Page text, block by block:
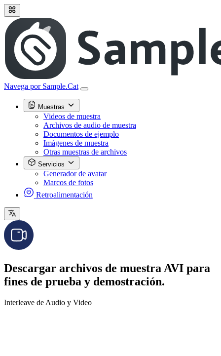
Navega por Sample.Cat
Muestras
Videos de muestra
Archivos de audio de muestra
Documentos de ejemplo
Imágenes de muestra
Otras muestras de archivos
Servicios
Generador de avatar
Marcos de fotos
Retroalimentación
Descargar archivos de muestra AVI para
fines de prueba y demostración.
Interleave de Audio y Video